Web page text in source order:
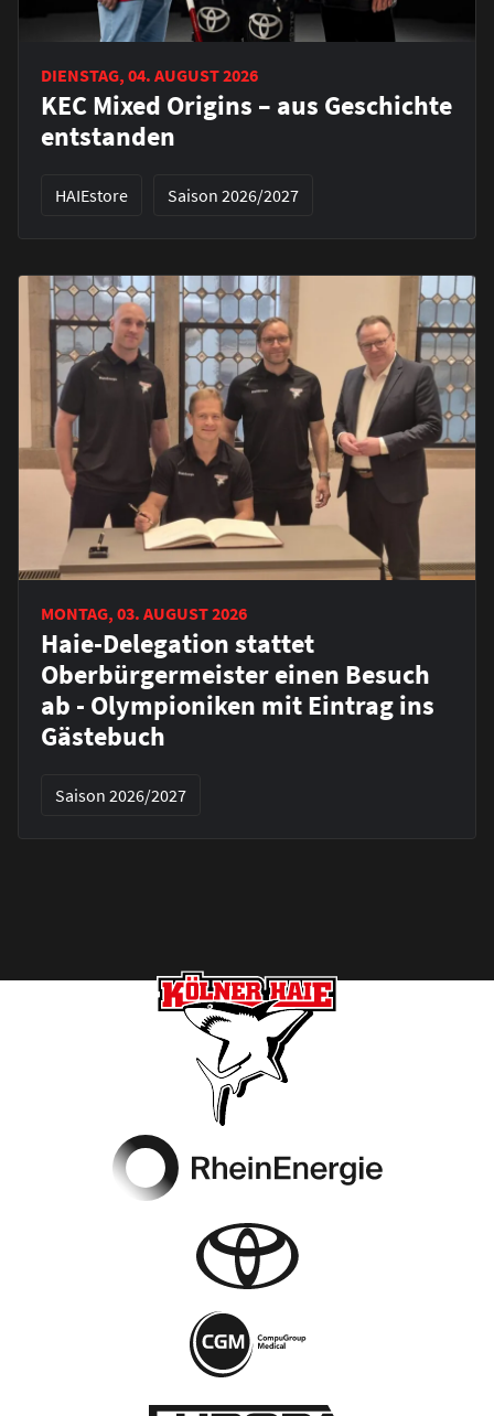
DIENSTAG, 04. AUGUST 2026
KEC Mixed Origins – aus Geschichte
entstanden
HAIEstore Saison 2026/2027
MONTAG, 03. AUGUST 2026
Haie-Delegation stattet
Oberbürgermeister einen Besuch
ab - Olympioniken mit Eintrag ins
Gästebuch
Saison 2026/2027